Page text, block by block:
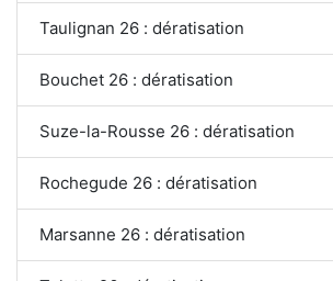
Taulignan 26 : dératisation
Bouchet 26 : dératisation
Suze-la-Rousse 26 : dératisation
Rochegude 26 : dératisation
Marsanne 26 : dératisation